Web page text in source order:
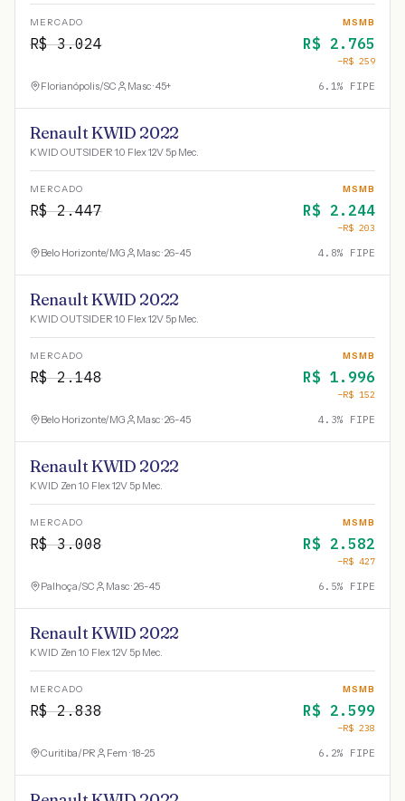
MERCADO
R$3.024
MSMB
R$ 2.765
−R$ 259
Florianópolis/SC Masc · 45+ 6.1% FIPE
Renault KWID 2022
KWID OUTSIDER 1.0 Flex 12V 5p Mec.
MERCADO
R$2.447
MSMB
R$ 2.244
−R$ 203
Belo Horizonte/MG Masc · 26-45 4.8% FIPE
Renault KWID 2022
KWID OUTSIDER 1.0 Flex 12V 5p Mec.
MERCADO
R$2.148
MSMB
R$ 1.996
−R$ 152
Belo Horizonte/MG Masc · 26-45 4.3% FIPE
Renault KWID 2022
KWID Zen 1.0 Flex 12V 5p Mec.
MERCADO
R$3.008
MSMB
R$ 2.582
−R$ 427
Palhoça/SC Masc · 26-45 6.5% FIPE
Renault KWID 2022
KWID Zen 1.0 Flex 12V 5p Mec.
MERCADO
R$2.838
MSMB
R$ 2.599
−R$ 238
Curitiba/PR Fem · 18-25 6.2% FIPE